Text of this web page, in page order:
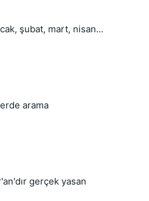
şubat, mart, nisan...
arama
gerçek yasan